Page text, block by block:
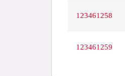
123461258
123461259